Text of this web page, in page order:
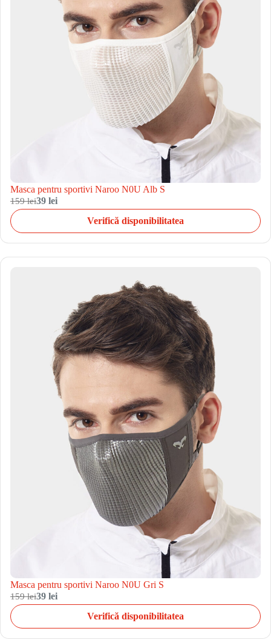
Masca pentru sportivi Naroo N0U Alb S
159 lei39 lei
Verifică disponibilitatea
Masca pentru sportivi Naroo N0U Gri S
159 lei39 lei
Verifică disponibilitatea